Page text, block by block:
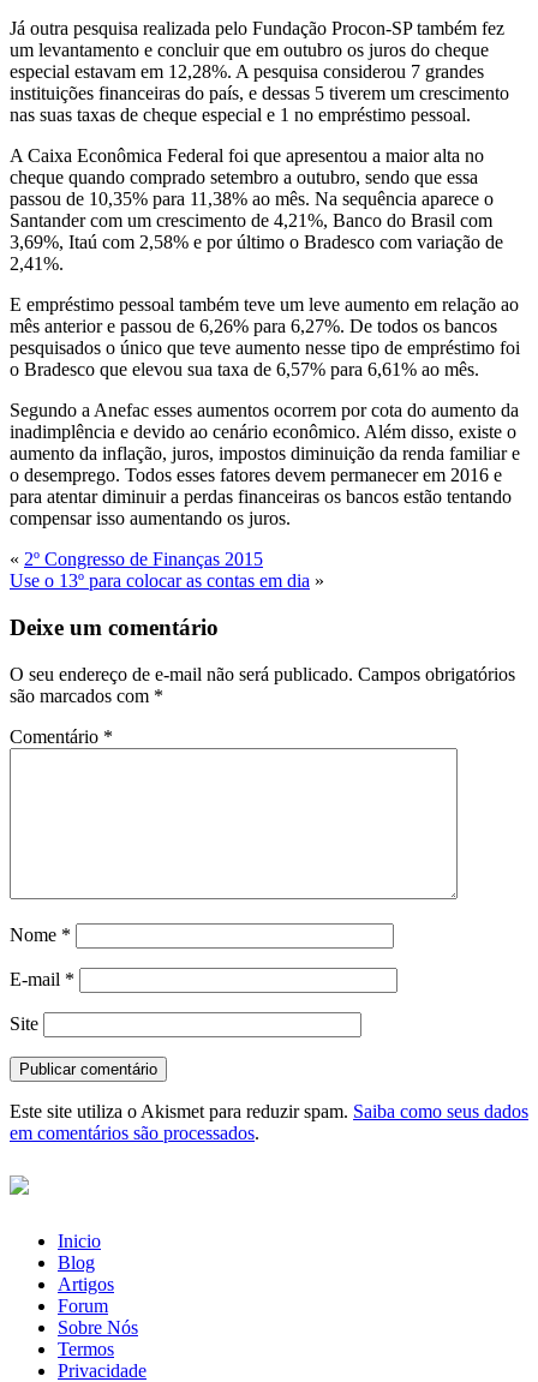
Já outra pesquisa realizada pelo Fundação Procon-SP também fez
um levantamento e concluir que em outubro os juros do cheque
especial estavam em 12,28%. A pesquisa considerou 7 grandes
instituições financeiras do país, e dessas 5 tiverem um crescimento
nas suas taxas de cheque especial e 1 no empréstimo pessoal.
A Caixa Econômica Federal foi que apresentou a maior alta no
cheque quando comprado setembro a outubro, sendo que essa
passou de 10,35% para 11,38% ao mês. Na sequência aparece o
Santander com um crescimento de 4,21%, Banco do Brasil com
3,69%, Itaú com 2,58% e por último o Bradesco com variação de
2,41%.
E empréstimo pessoal também teve um leve aumento em relação ao
mês anterior e passou de 6,26% para 6,27%. De todos os bancos
pesquisados o único que teve aumento nesse tipo de empréstimo foi
o Bradesco que elevou sua taxa de 6,57% para 6,61% ao mês.
Segundo a Anefac esses aumentos ocorrem por cota do aumento da
inadimplência e devido ao cenário econômico. Além disso, existe o
aumento da inflação, juros, impostos diminuição da renda familiar e
o desemprego. Todos esses fatores devem permanecer em 2016 e
para atentar diminuir a perdas financeiras os bancos estão tentando
compensar isso aumentando os juros.
« 2º Congresso de Finanças 2015
Use o 13º para colocar as contas em dia »
Deixe um comentário
O seu endereço de e-mail não será publicado. Campos obrigatórios
são marcados com *
Comentário *
Nome *
E-mail *
Site
Este site utiliza o Akismet para reduzir spam. Saiba como seus dados
em comentários são processados.
Inicio
Blog
Artigos
Forum
Sobre Nós
Termos
Privacidade